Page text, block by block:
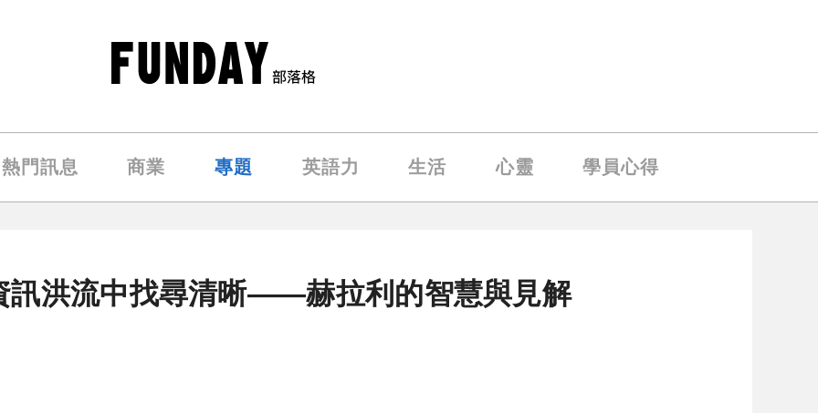
熱門訊息 商業 專題 英語力 生活 心靈 學員心得
訊洪流中找尋清晰——赫拉利的智慧與見解